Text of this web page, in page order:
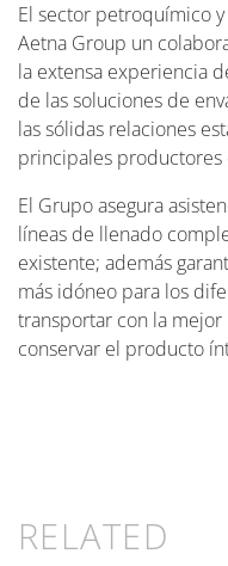
El sector petroquímico
Aetna Group un
la extensa experiencia
de las soluciones de
las sólidas relaciones
principales productores
El Grupo asegura
líneas de llenado
existente; además
más idóneo para los
transportar con la
conservar el producto
RELATED